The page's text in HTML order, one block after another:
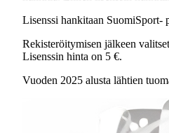
Lisenssi hankitaan SuomiSport-
Rekisteröitymisen jälkeen
Lisenssin hinta on 5 €.
Vuoden 2025 alusta lähtien